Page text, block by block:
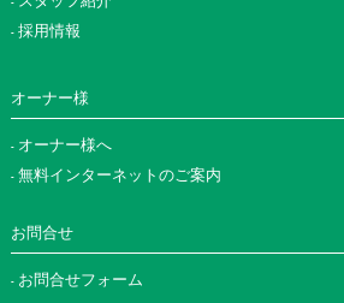
採用情報
オーナー様
オーナー様へ
無料インターネットのご案内
お問合せ
お問合せフォーム